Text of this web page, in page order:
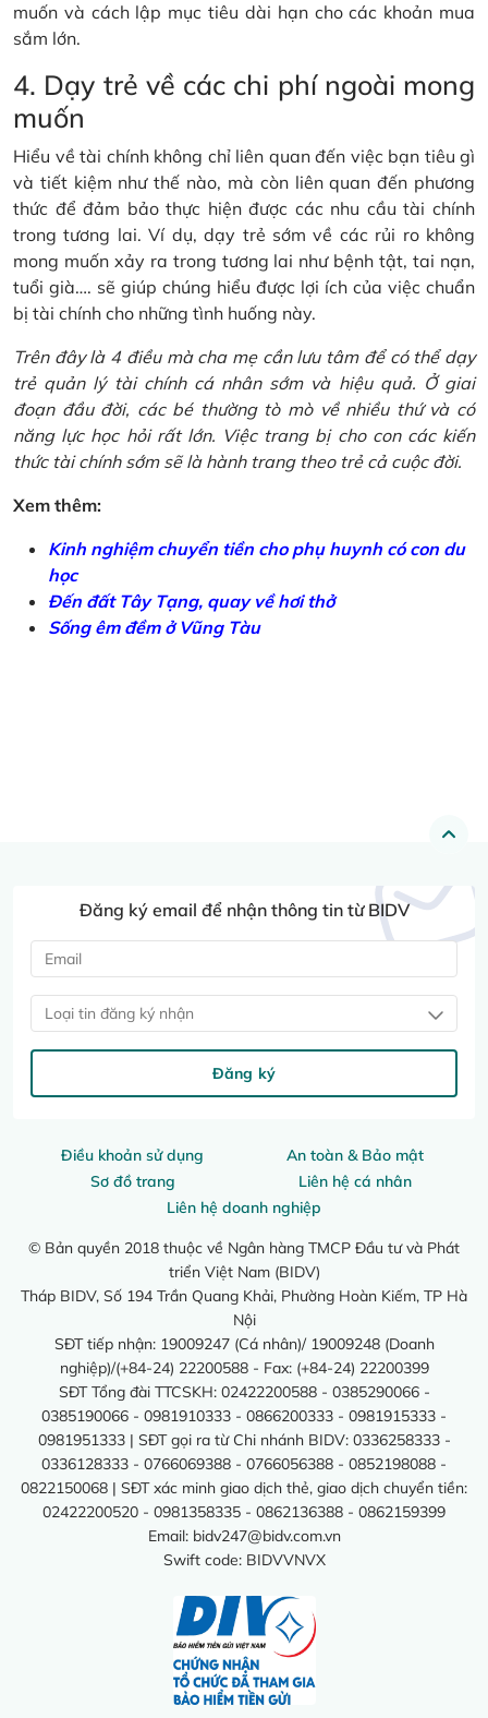
muốn và cách lập mục tiêu dài hạn cho các khoản mua
sắm lớn.
4. Dạy trẻ về các chi phí ngoài mong
muốn
Hiểu về tài chính không chỉ liên quan đến việc bạn tiêu gì
và tiết kiệm như thế nào, mà còn liên quan đến phương
thức để đảm bảo thực hiện được các nhu cầu tài chính
trong tương lai. Ví dụ, dạy trẻ sớm về các rủi ro không
mong muốn xảy ra trong tương lai như bệnh tật, tai nạn,
tuổi già…. sẽ giúp chúng hiểu được lợi ích của việc chuẩn
bị tài chính cho những tình huống này.
Trên đây là 4 điều mà cha mẹ cần lưu tâm để có thể dạy
trẻ quản lý tài chính cá nhân sớm và hiệu quả. Ở giai
đoạn đầu đời, các bé thường tò mò về nhiều thứ và có
năng lực học hỏi rất lớn. Việc trang bị cho con các kiến
thức tài chính sớm sẽ là hành trang theo trẻ cả cuộc đời.
Xem thêm:
Kinh nghiệm chuyển tiền cho phụ huynh có con du
học
Đến đất Tây Tạng, quay về hơi thở
Sống êm đềm ở Vũng Tàu
Điều khoản sử dụng
An toàn & Bảo mật
Sơ đồ trang
Liên hệ cá nhân
Liên hệ doanh nghiệp
© Bản quyền 2018 thuộc về Ngân hàng TMCP Đầu tư và Phát
triển Việt Nam (BIDV)
Tháp BIDV, Số 194 Trần Quang Khải, Phường Hoàn Kiếm, TP Hà
Nội
SĐT tiếp nhận: 19009247 (Cá nhân)/ 19009248 (Doanh
nghiệp)/(+84-24) 22200588 - Fax: (+84-24) 22200399
SĐT Tổng đài TTCSKH: 02422200588 - 0385290066 -
0385190066 - 0981910333 - 0866200333 - 0981915333 -
0981951333 | SĐT gọi ra từ Chi nhánh BIDV: 0336258333 -
0336128333 - 0766069388 - 0766056388 - 0852198088 -
0822150068 | SĐT xác minh giao dịch thẻ, giao dịch chuyển tiền:
02422200520 - 0981358335 - 0862136388 - 0862159399
Email: bidv247@bidv.com.vn
Swift code: BIDVVNVX
Đăng ký email để nhận thông tin từ BIDV
Loại tin đăng ký nhận
Đăng ký